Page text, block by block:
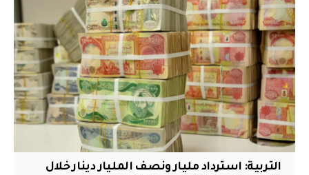
التربية: استرداد مليار ونصف المليار دينار خلال